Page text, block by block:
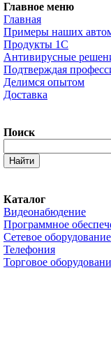
Главное меню
Главная
Примеры наших
Продукты 1С
Антивирусные
Подтверждая
Делимся опытом
Доставка
Поиск
Каталог
Видеонабюдение
Программное
Сетевое оборудование
Телефония
Торговое